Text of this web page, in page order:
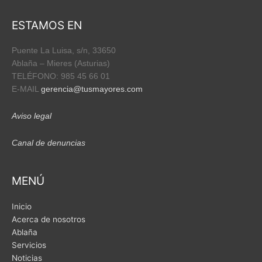
o
k
e
ESTAMOS EN
Puente La Luisa, s/n, 33650
Ablaña – Mieres (Asturias)
TELÉFONO: 985 45 66 01
E-MAIL gerencia@tusmayores.com
Aviso legal
Canal de denuncias
MENÚ
Inicio
Acerca de nosotros
Ablaña
Servicios
Noticias